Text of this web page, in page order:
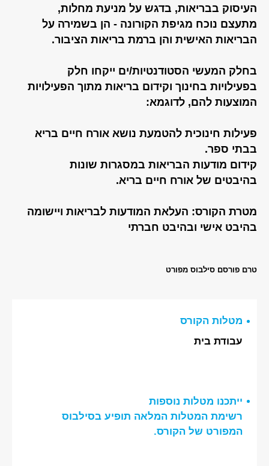
העיסוק בבריאות, בדגש על מניעת מחלות,
מתעצם נוכח מגיפת הקורונה - הן בשמירה על
הבריאות האישית והן ברמת בריאות הציבור.
בחלק המעשי הסטודנטיות/ים ייקחו חלק
בפעילויות בחינוך וקידום בריאות מתוך הפעילויות
המוצעות להם, לדוגמא:
פעילות חינוכית להטמעת נושא אורח חיים בריא
בבתי ספר.
קידום מודעות הבריאות במסגרות שונות
בהיבטים של אורח חיים בריא.
מטרת הקורס: העלאת המודעות לבריאות ויישומה
בהיבט אישי ובהיבט חברתי
טרם פורסם סילבוס מפורט
מטלות הקורס
עבודת בית
ייתכנו מטלות נוספות
רשימת המטלות המלאה תופיע בסילבוס
המפורט של הקורס.